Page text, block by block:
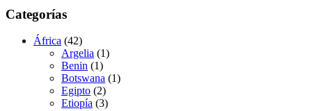
Categorías
África (42)
Argelia (1)
Benin (1)
Botswana (1)
Egipto (2)
Etiopía (3)